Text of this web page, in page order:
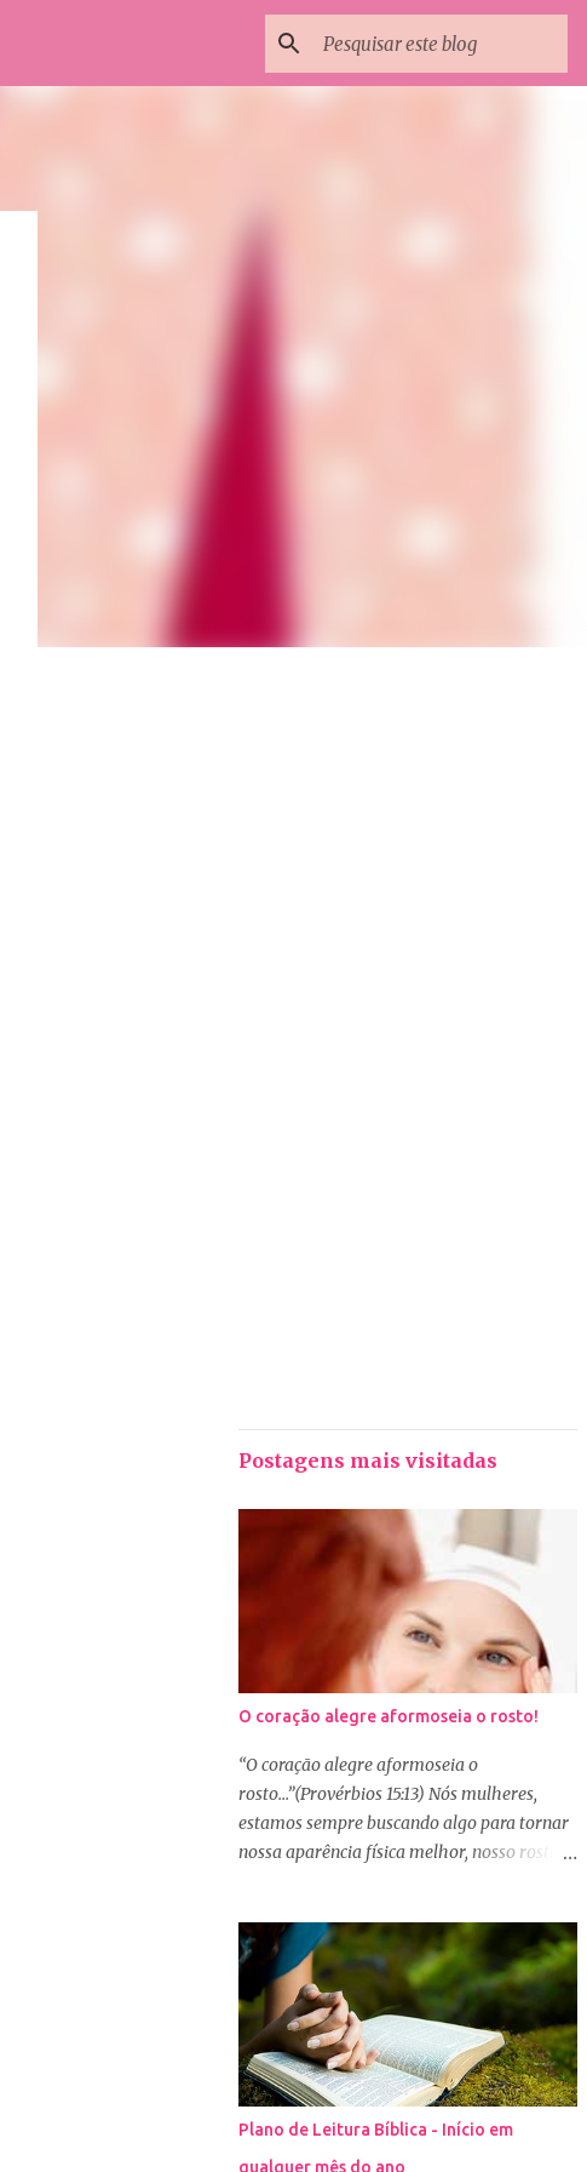
Postagens mais visitadas
O coração alegre aformoseia o rosto!
“O coração alegre aformoseia o
rosto...”(Provérbios 15:13) Nós mulheres,
estamos sempre buscando algo para tornar
nossa aparência física melhor, nosso rosto
cosméticos e produtos de beleza. No Youtube
por exemplo, os canais com mais seguidores
são das blogueiras que dão dicas de beleza,
ensinam a se maquiar e testam produtos.
Não é errado gostar de se cuidar e buscar
conhecimento de como ficar mais bonita e
atraente. Eu também gosto de maquiagem e
dicas de beleza, no entanto, precisamos
Plano de Leitura Bíblica - Início em
qualquer mês do ano